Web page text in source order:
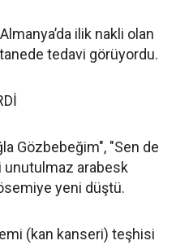
ilik nakli olan
tedavi görüyordu.
Gözbebeğim", "Sen de
unutulmaz arabesk
yeni düştü.
(kan kanseri) teşhisi